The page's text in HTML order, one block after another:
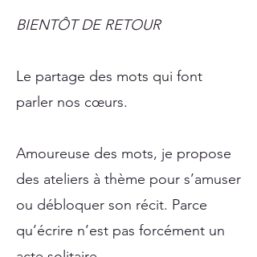
BIENTÔT DE RETOUR
Le partage des mots qui font
parler nos cœurs.
Amoureuse des mots, je propose
des ateliers à thème pour s’amuser
ou débloquer son récit. Parce
qu’écrire n’est pas forcément un